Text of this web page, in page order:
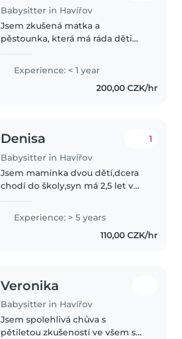
Babysitter in Havířov
Jsem zkušená matka a
pěstounka, která má ráda děti
miminek až po teenagery. I když
nemám předchozí zkušenosti s
hlídáním, mám děti vlastní a
Experience: < 1 year
200,00 CZK/hr
Denisa
Babysitter in Havířov
1
Jsem maminka dvou dětí,dcera
chodí do školy,syn má 2,5 let v
vždy se na všem ráda
domluvím.Ráda pohlídám u mě
Experience: > 5 years
110,00 CZK/hr
Veronika
Babysitter in Havířov
Jsem spolehlivá chůva s
pětiletou zkušeností ve všem s